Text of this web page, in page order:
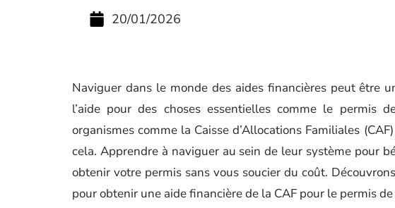
20/01/2026
Naviguer dans le monde des aides financières peut être
l’aide pour des choses essentielles comme le permis
organismes comme la Caisse d’Allocations Familiales
cela. Apprendre à naviguer au sein de leur système pour
obtenir votre permis sans vous soucier du coût.
pour obtenir une aide financière de la CAF pour le permis